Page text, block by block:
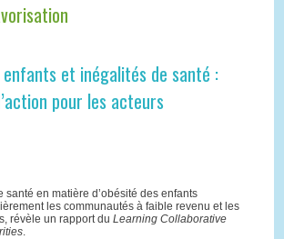
enfants et inégalités de santé :
pour les acteurs
santé en matière d’obésité des enfants
les communautés à faible revenu et les
révèle un rapport du Learning Collaborative
.